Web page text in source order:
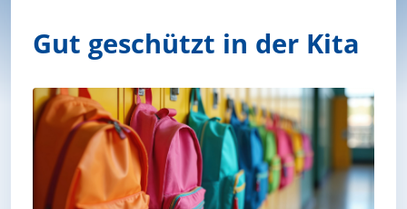
Gut geschützt in der Kita